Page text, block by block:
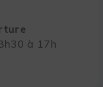
à 17h